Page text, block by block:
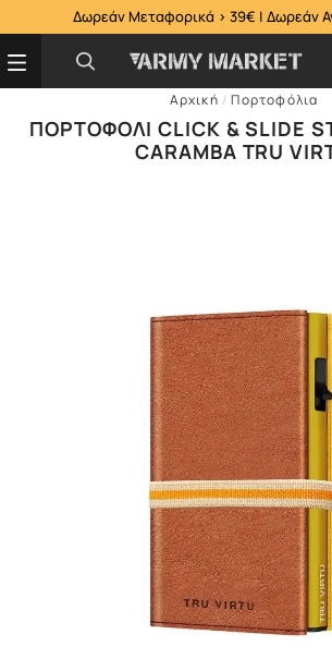
Δωρεάν Μεταφορικά > 39€ | Δωρεάν
Αρχική /Πορτοφόλια
ΠΟΡΤΟΦΌΛΙ CLICK & SLIDE
CARAMBA TRU